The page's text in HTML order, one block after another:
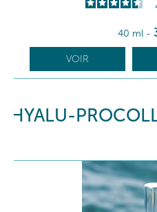
40 ml -
VOIR
HYALU-